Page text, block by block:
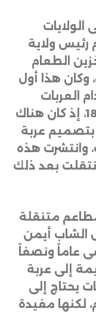
الولايات
استخدم رئيس ولاية
الطعام
وكان هذا أول
العربات
وتوظيفها كمطاعم بدأ عام 1872، إذ كان هناك
عربة
وانتشرت هذه
بعد ذلك
متنقلة
الشاب أيمن
أمضى عاماً ونصفاً
إلى عربة
يحتاج إلى
لكنها مفيدة